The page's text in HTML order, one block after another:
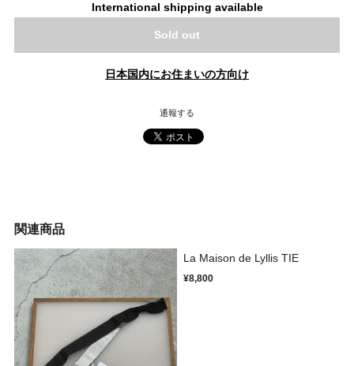
International shipping available
Sold out
日本国内にお住まいの方向け
通報する
関連商品
La Maison de Lyllis TIE
¥8,800